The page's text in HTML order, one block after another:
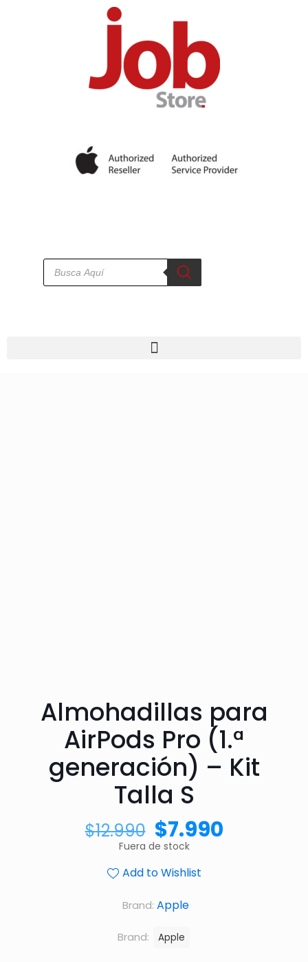
Almohadillas para
AirPods Pro (1.ª
generación) – Kit
Talla S
$12.990 $7.990
Fuera de stock
Add to Wishlist
Brand: Apple
Brand: Apple